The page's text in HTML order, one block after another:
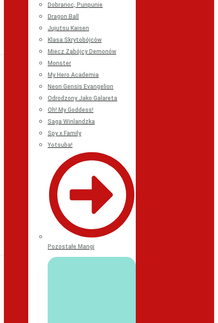
Dobranoc, Punpunie
Dragon Ball
Jujutsu Kaisen
Klasa Skrytobójców
Miecz Zabójcy Demonów
Monster
My Hero Academia
Neon Gensis Evangelion
Odrodzony Jako Galareta
Oh! My Goddess!
Saga Winlandzka
Spy x Family
Yotsuba!
Pozostałe Mangi